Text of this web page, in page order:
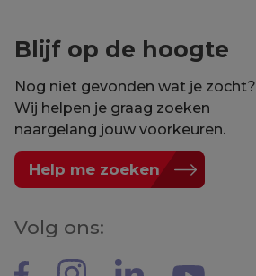
Blijf op de hoogte
Nog niet gevonden wat je zocht?
Wij helpen je graag zoeken
naargelang jouw voorkeuren.
Help me zoeken
Volg ons: